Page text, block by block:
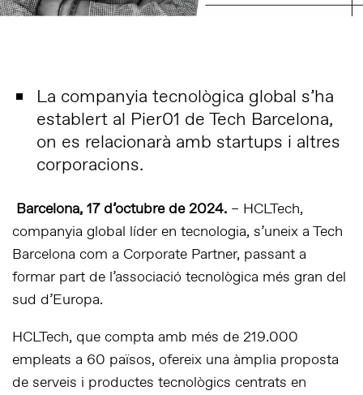
La companyia tecnològica global s’ha
establert al Pier01 de Tech Barcelona,
on es relacionarà amb startups i altres
corporacions.
Barcelona, 17 d’octubre de 2024. – HCLTech,
companyia global líder en tecnologia, s’uneix a Tech
Barcelona com a Corporate Partner, passant a
formar part de l’associació tecnològica més gran del
sud d’Europa.
HCLTech, que compta amb més de 219.000
empleats a 60 països, ofereix una àmplia proposta
de serveis i productes tecnològics centrats en